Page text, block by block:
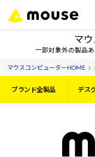
マ
一部対象外の製品
マウスコンピューターHOME
ブランド全製品 デス